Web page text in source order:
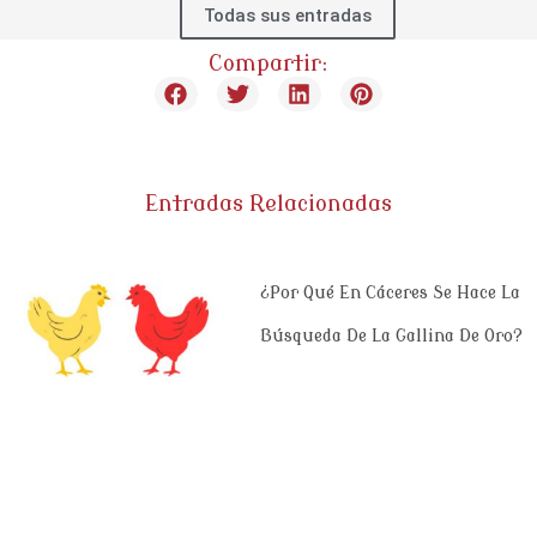
Todas sus entradas
Compartir:
Entradas Relacionadas
¿Por Qué En Cáceres Se Hace La
Búsqueda De La Gallina De Oro?